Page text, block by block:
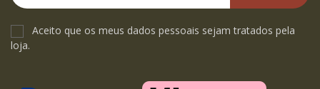
Aceito que os meus dados pessoais sejam tratados pela
loja.